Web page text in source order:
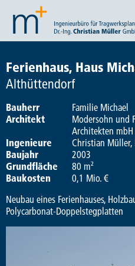
Ferienhaus, Haus
Althüttendorf
Bauherr Familie Michael
Architekt
Modersohn und
Architekten mbH
Ingenieure Christian Müller,
Baujahr 2003
Grundfläche 80 m²
Baukosten
0,1 Mio. €
Neubau eines Ferienhauses,
Polycarbonat-Doppelstegplatten